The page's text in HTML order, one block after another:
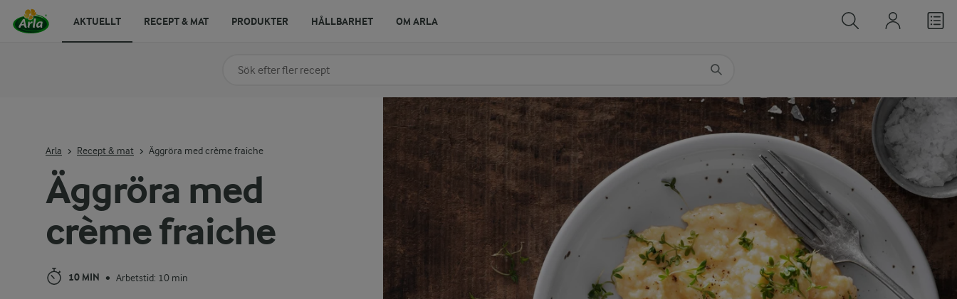
Äggröra med
crème fraiche
10 MIN • Arbetstid: 10 min
Arla Recept & mat Äggröra med crème fraiche
Sök på kategori eller ingrediens
AKTUELLT RECEPT & MAT PRODUKTER HÅLLBARHET OM ARLA